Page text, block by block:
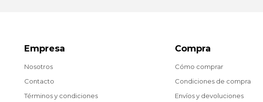
Empresa
Nosotros
Contacto
Términos y condiciones
Compra
Cómo comprar
Condiciones de compra
Envíos y devoluciones